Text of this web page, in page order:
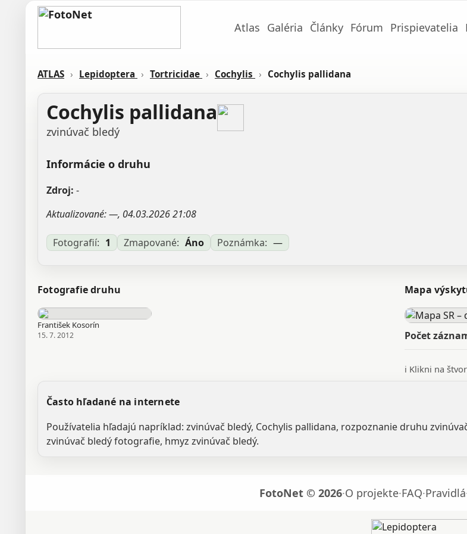
Atlas Galéria Články Fórum Prispievatelia
ATLAS › Lepidoptera › Tortricidae › Cochylis › Cochylis pallidana
Cochylis pallidana
zvinúvač bledý
Informácie o druhu
Zdroj: -
Aktualizované: —, 04.03.2026 21:08
Fotografií: 1 Zmapované: Áno Poznámka: —
Fotografie druhu
František Kosorín
15. 7. 2012
Mapa
Počet
ℹ️ Klikni na
Často hľadané na internete
Používatelia hľadajú napríklad: zvinúvač bledý, Cochylis pallidana, rozpoznanie druhu
zvinúvač bledý fotografie, hmyz zvinúvač bledý.
FotoNet © 2026·O projekte·FAQ·Pravidlá